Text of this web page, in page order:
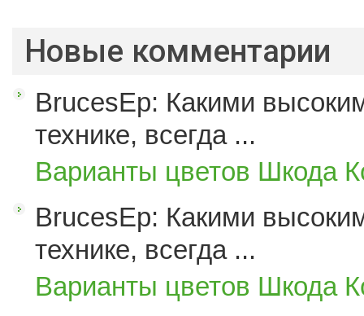
Новые комментарии
BrucesEp: Какими
технике, всегда ...
Варианты цветов Шкода
BrucesEp: Какими
технике, всегда ...
Варианты цветов Шкода